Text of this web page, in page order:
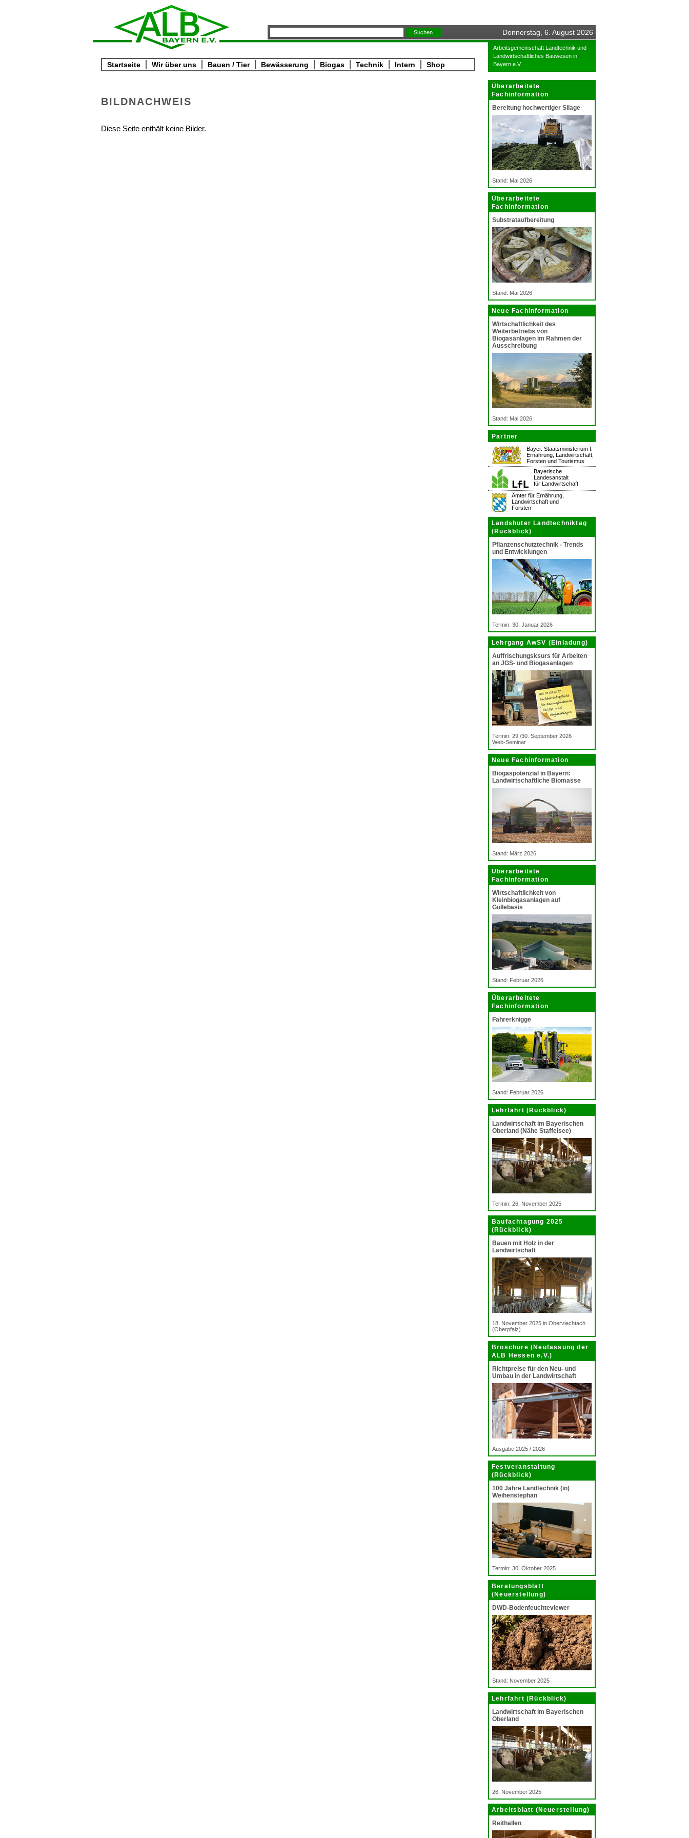
Donnerstag, 6. August 2026
Startseite Wir über uns Bauen / Tier Bewässerung Biogas Technik Intern Shop
Arbeitsgemeinschaft Landtechnik und
Landwirtschaftliches Bauwesen in
Bayern e.V.
Überarbeitete
Fachinformation
Bereitung hochwertiger Silage
Stand: Mai 2026
Überarbeitete
Fachinformation
Substrataufbereitung
Stand: Mai 2026
Neue Fachinformation
Wirtschaftlichkeit des
Weiterbetriebs von
Biogasanlagen im Rahmen der
Ausschreibung
Stand: Mai 2026
Partner
Bayer. Staatsministerium f.
Ernährung, Landwirtschaft,
Forsten und Tourismus
Bayerische
Landesanstalt
für Landwirtschaft
Ämter für Ernährung,
Landwirtschaft und
Forsten
Landshuter Landtechniktag
(Rückblick)
Pflanzenschutztechnik - Trends
und Entwicklungen
Termin: 30. Januar 2026
Lehrgang AwSV (Einladung)
Auffrischungsksurs für Arbeiten
an JGS- und Biogasanlagen
Termin: 29./30. September 2026
Web-Seminar
Neue Fachinformation
Biogaspotenzial in Bayern:
Landwirtschaftliche Biomasse
Stand: März 2026
Überarbeitete
Fachinformation
Wirtschaftlichkeit von
Kleinbiogasanlagen auf
Güllebasis
Stand: Februar 2026
Überarbeitete
Fachinformation
Fahrerknigge
Stand: Februar 2026
Lehrfahrt (Rückblick)
Landwirtschaft im Bayerischen
Oberland (Nähe Staffelsee)
Termin: 26. November 2025
Baufachtagung 2025
(Rückblick)
Bauen mit Holz in der
Landwirtschaft
18. November 2025 in Oberviechtach
(Oberpfalz)
Broschüre (Neufassung der
ALB Hessen e.V.)
Richtpreise für den Neu- und
Umbau in der Landwirtschaft
Ausgabe 2025 / 2026
Festveranstaltung
(Rückblick)
100 Jahre Landtechnik (in)
Weihenstephan
Termin: 30. Oktober 2025
Beratungsblatt
(Neuerstellung)
DWD-Bodenfeuchteviewer
Stand: November 2025
Lehrfahrt (Rückblick)
Landwirtschaft im Bayerischen
Oberland
26. November 2025
Arbeitsblatt (Neuerstellung)
Reithallen
BILDNACHWEIS
Diese Seite enthält keine Bilder.